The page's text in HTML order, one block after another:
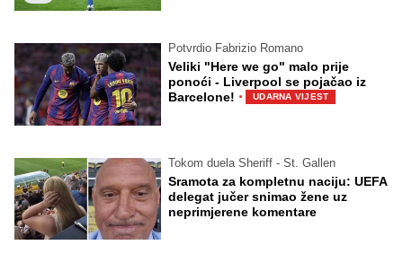
Potvrdio Fabrizio Romano
Veliki "Here we go" malo prije
ponoći - Liverpool se pojačao iz
Barcelone! · UDARNA VIJEST
Tokom duela Sheriff - St. Gallen
Sramota za kompletnu naciju: UEFA
delegat jučer snimao žene uz
neprimjerene komentare